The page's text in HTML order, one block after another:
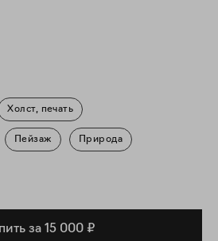
Холст, печать
Пейзаж Природа
за 15 000 ₽